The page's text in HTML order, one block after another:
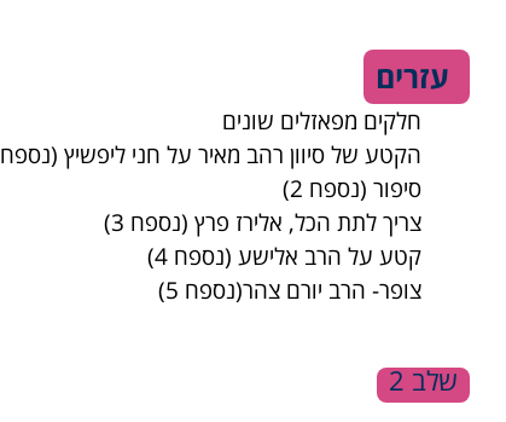
עזרים
חלקים מפאזלים שונים
הקטע של סיוון רהב מאיר על חני ליפשיץ (נספח 1
סיפור (נספח 2)
צריך לתת הכל, אלירז פרץ (נספח 3)
קטע על הרב אלישע (נספח 4)
צופר- הרב יורם צהר(נספח 5)